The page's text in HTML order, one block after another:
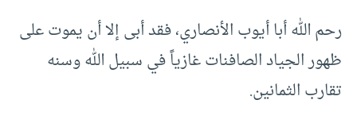
رحم الله أبا أيوب الأنصاري، فقد أبى إلا أن يموت على
ظهور الجياد الصافنات غازياً في سبيل الله وسنه
تقارب الثمانين.